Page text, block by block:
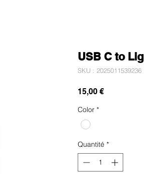
USB C to
SKU : 2025011539236
15,00 €Prix
Color *
Quantité *